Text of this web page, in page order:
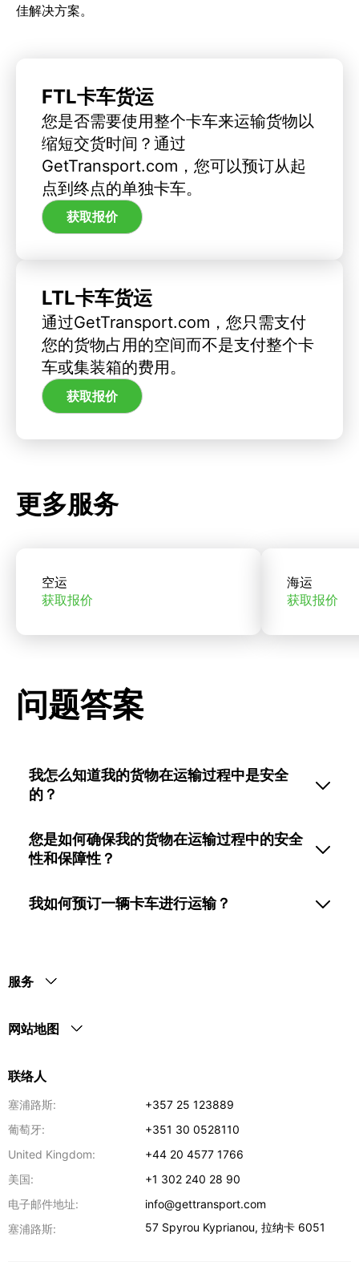
佳解决方案。
FTL卡车货运
您是否需要使用整个卡车来运输货物以
缩短交货时间？通过
GetTransport.com，您可以预订从起
点到终点的单独卡车。
获取报价
LTL卡车货运
通过GetTransport.com，您只需支付
您的货物占用的空间而不是支付整个卡
车或集装箱的费用。
获取报价
更多服务
空运
获取报价
海运
获取报价
问题答案
我怎么知道我的货物在运输过程中是安全
的？
您是如何确保我的货物在运输过程中的安全
性和保障性？
我如何预订一辆卡车进行运输？
服务
网站地图
联络人
塞浦路斯:
+357 25 123889
葡萄牙:
+351 30 0528110
United Kingdom:
+44 20 4577 1766
美国:
+1 302 240 28 90
电子邮件地址:
info@gettransport.com
塞浦路斯:
57 Spyrou Kyprianou,拉纳卡 6051